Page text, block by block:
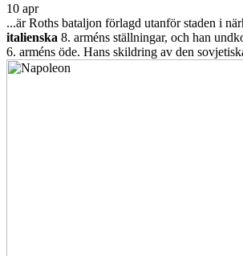
10 apr
...är Roths bataljon förlagd utanför staden i
italienska 8. arméns ställningar, och han
6. arméns öde. Hans skildring av den